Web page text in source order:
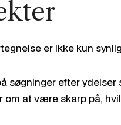
er ikke kun
søgninger efter ydelser
at være skarp på,